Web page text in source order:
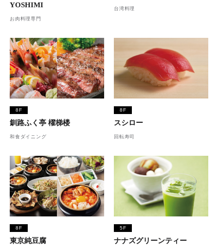
YOSHIMI
お肉料理専門
台湾料理
8F
釧路ふく亭 櫂梯楼
和食ダイニング
8F
スシロー
回転寿司
8F
東京純豆腐
5F
ナナズグリーンティー